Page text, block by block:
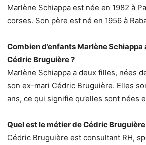
Marlène Schiappa est née en 1982 à
corses. Son père est né en 1956 à
Combien d’enfants Marlène
Cédric Bruguière ?
Marlène Schiappa a deux filles, nées
son ex-mari Cédric Bruguière. Elles
ans, ce qui signifie qu’elles sont nées
Quel est le métier de Cédric Bruguière
Cédric Bruguière est consultant RH,